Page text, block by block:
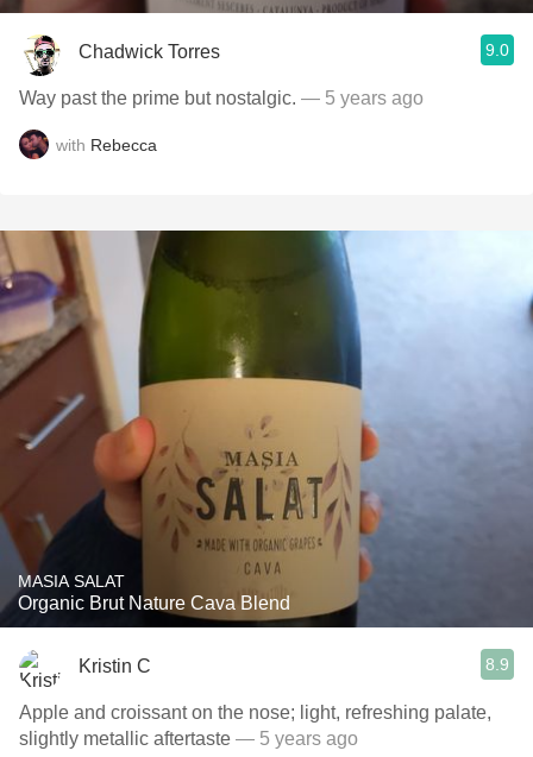
Chadwick Torres 9.0
Way past the prime but nostalgic. — 5 years ago
with Rebecca
MASIA SALAT
Organic Brut Nature Cava Blend
Kristin C 8.9
Apple and croissant on the nose; light, refreshing palate,
slightly metallic aftertaste — 5 years ago